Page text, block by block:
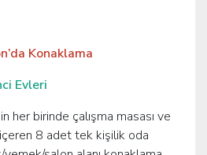
Konaklama
Evleri
her birinde çalışma masası ve
8 adet tek kişilik oda